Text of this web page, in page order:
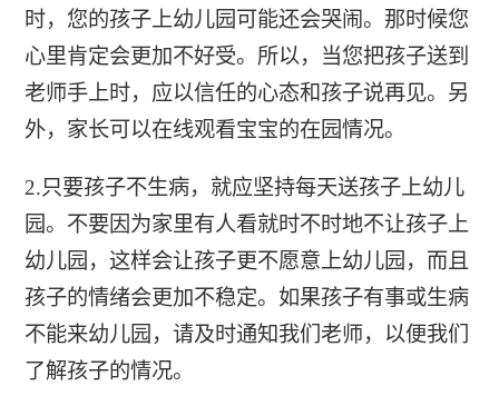
时，您的孩子上幼儿园可能还会哭闹。那时候您
心里肯定会更加不好受。所以，当您把孩子送到
老师手上时，应以信任的心态和孩子说再见。另
外，家长可以在线观看宝宝的在园情况。
2.只要孩子不生病，就应坚持每天送孩子上幼儿
园。不要因为家里有人看就时不时地不让孩子上
幼儿园，这样会让孩子更不愿意上幼儿园，而且
孩子的情绪会更加不稳定。如果孩子有事或生病
不能来幼儿园，请及时通知我们老师，以便我们
了解孩子的情况。